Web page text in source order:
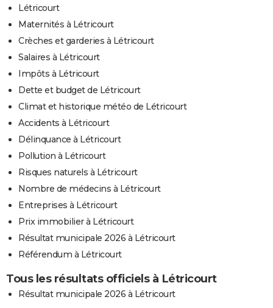
Létricourt
Maternités à Létricourt
Crèches et garderies à Létricourt
Salaires à Létricourt
Impôts à Létricourt
Dette et budget de Létricourt
Climat et historique météo de Létricourt
Accidents à Létricourt
Délinquance à Létricourt
Pollution à Létricourt
Risques naturels à Létricourt
Nombre de médecins à Létricourt
Entreprises à Létricourt
Prix immobilier à Létricourt
Résultat municipale 2026 à Létricourt
Référendum à Létricourt
Tous les résultats officiels à Létricourt
Résultat municipale 2026 à Létricourt